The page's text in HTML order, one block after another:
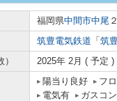
福岡県中間市中尾
筑豊電気鉄道 「 筑
2025年 2月 ( 予定 )
陽当り良好 フ
電気有
ガスコ